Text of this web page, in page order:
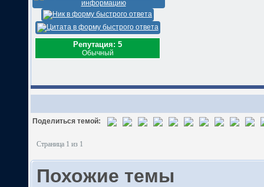
Репутация: 5
Обычный
Поделиться темой:
Страница 1 из 1
Похожие темы